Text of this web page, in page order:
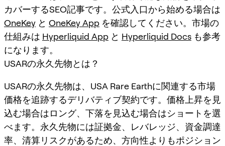
カバーするSEO記事です。公式入口から始める場合は
OneKey と OneKey App を確認してください。市場の
仕組みは Hyperliquid App と Hyperliquid Docs も参考
になります。
USARの永久先物とは？
USARの永久先物は、USA Rare Earthに関連する市場
価格を追跡するデリバティブ契約です。価格上昇を見
込む場合はロング、下落を見込む場合はショートを選
べます。永久先物には証拠金、レバレッジ、資金調達
率、清算リスクがあるため、方向性よりもポジション